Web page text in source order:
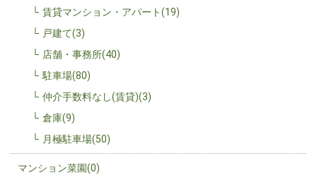
賃貸マンション・アパート(19)
戸建て(3)
店舗・事務所(40)
駐車場(80)
仲介手数料なし(賃貸)(3)
倉庫(9)
月極駐車場(50)
マンション菜園(0)